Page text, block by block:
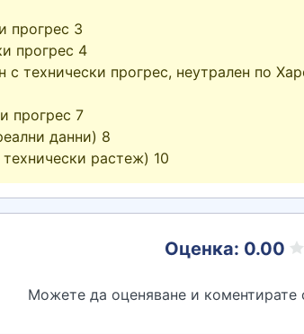
прогрес 3
прогрес 4
технически прогрес, неутрален по
прогрес 7
данни) 8
растеж) 10
Оценка: 0.00
Можете да оценяване и коментирате